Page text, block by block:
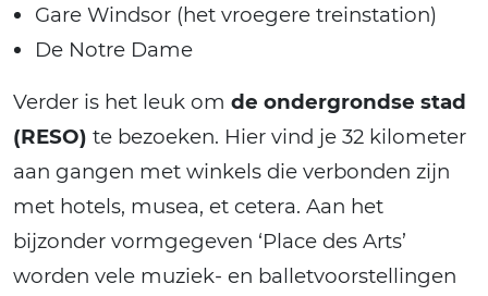
Gare Windsor (het vroegere treinstation)
De Notre Dame
Verder is het leuk om de ondergrondse stad
(RESO) te bezoeken. Hier vind je 32 kilometer
aan gangen met winkels die verbonden zijn
met hotels, musea, et cetera. Aan het
bijzonder vormgegeven ‘Place des Arts’
worden vele muziek- en balletvoorstellingen